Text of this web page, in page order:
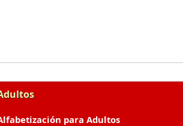
para Adultos